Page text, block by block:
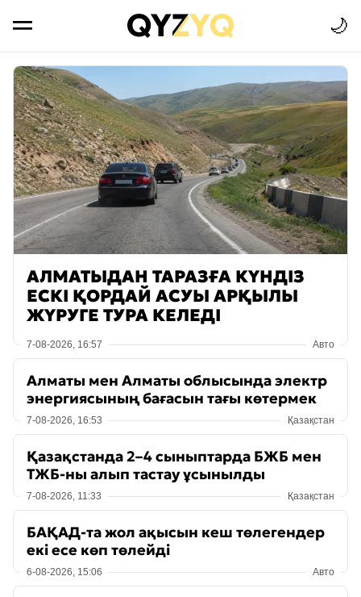
🌙
АЛМАТЫДАН ТАРАЗҒА КҮНДІЗ
ЕСКІ ҚОРДАЙ АСУЫ АРҚЫЛЫ
ЖҮРУГЕ ТУРА КЕЛЕДІ
7-08-2026, 16:57 Авто
Алматы мен Алматы облысында электр
энергиясының бағасын тағы көтермек
7-08-2026, 16:53 Қазақстан
Қазақстанда 2–4 сыныптарда БЖБ мен
ТЖБ-ны алып тастау ұсынылды
7-08-2026, 11:33 Қазақстан
БАҚАД-та жол ақысын кеш төлегендер
екі есе көп төлейді
6-08-2026, 15:06 Авто